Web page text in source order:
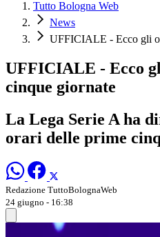
Tutto Bologna Web
News
UFFICIALE - Ecco gli
UFFICIALE - Ecco
cinque giornate
La Lega Serie A ha
orari delle prime
Redazione TuttoBolognaWeb
24 giugno - 16:38